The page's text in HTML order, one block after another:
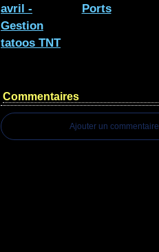
avril -
Gestion
tatoos TNT
Ports
Commentaires
Ajouter un commentaire